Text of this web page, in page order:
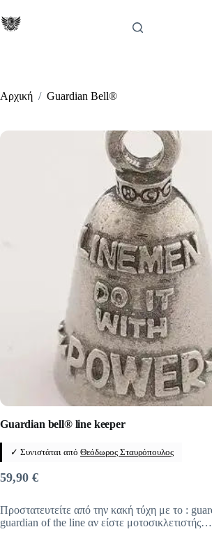
στο
περιεχόμενο
Αρχική / Guardian Bell®
Guardian bell® line keeper
✓ Συνιστάται από Θεόδωρος Σταυρόπουλος
59,90 €
Προστατευτείτε από την κακή τύχη με το :
guardian of the line αν είστε μοτοσικλετιστής…